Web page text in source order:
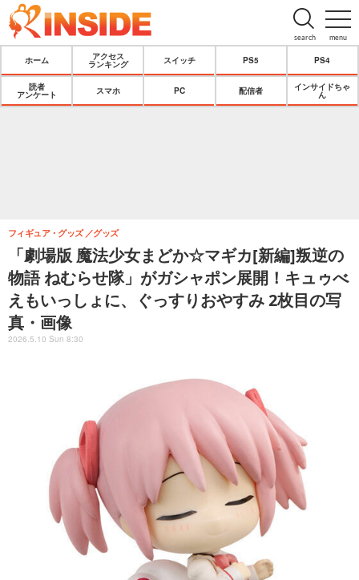
menu
search
ホーム
アクセス
ランキング
スイッチ PS5 PS4
読者
アンケート
スマホ PC 配信者
インサイドちゃ
ん
「劇場版 魔法少女まどか☆マギカ[新編]叛逆の
物語 ねむらせ隊」がガシャポン展開！キュゥべ
えもいっしょに、ぐっすりおやすみ 2枚目の写
真・画像
フィギュア・グッズ グッズ
2026.5.10 Sun 8:30